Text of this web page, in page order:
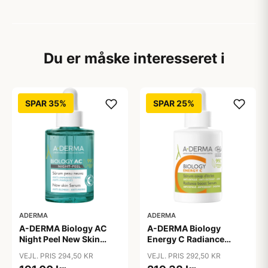
Du er måske interesseret i
SPAR 35%
ADERMA
A-DERMA Biology AC
Night Peel New Skin
VEJL. PRIS 294,50 KR
SPAR 25%
ADERMA
A-DERMA Biology
Energy C Radiance
VEJL. PRIS 292,50 KR